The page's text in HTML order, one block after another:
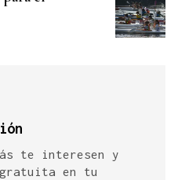
te interesen y
gratuita en tu